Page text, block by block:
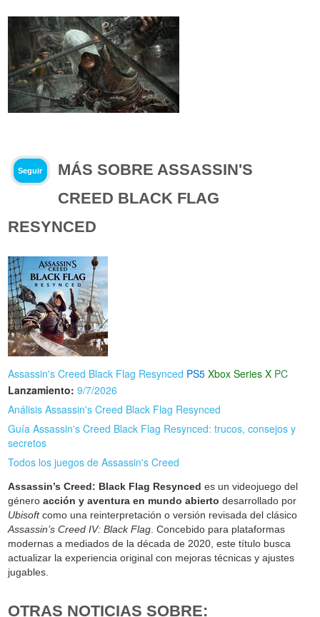
Seguir
MÁS SOBRE ASSASSIN'S
CREED BLACK FLAG
RESYNCED
Assassin's Creed Black Flag Resynced PS5 Xbox Series X PC
Lanzamiento: 9/7/2026
Análisis Assassin's Creed Black Flag Resynced
Guía Assassin's Creed Black Flag Resynced: trucos, consejos y
secretos
Todos los juegos de Assassin's Creed
Assassin’s Creed: Black Flag Resynced es un videojuego del
géneroacción y aventura en mundo abierto desarrollado por
Ubisoftcomo una reinterpretación o versión revisada del clásico
Assassin’s Creed IV: Black Flag. Concebido para plataformas
modernas a mediados de la década de 2020, este título busca
actualizar la experiencia original con mejoras técnicas y ajustes
jugables.
OTRAS NOTICIAS SOBRE: